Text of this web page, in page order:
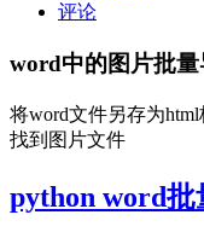
评论
word中的图片批量
将word文件另存为
找到图片文件
python word